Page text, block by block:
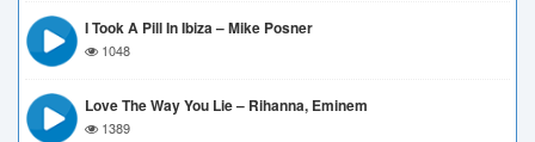
I Took A Pill In Ibiza – Mike Posner
1048
Love The Way You Lie – Rihanna, Eminem
1389